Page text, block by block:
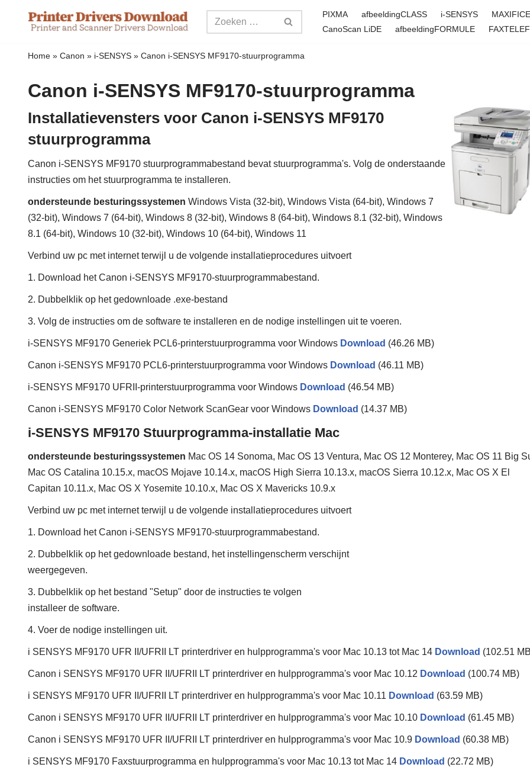
Meteen
PIXMA afbeeldingCLASS i-SENSYS
CanoScan LiDE
afbeeldingFORMULE
Home » Canon » i-SENSYS » Canon i-SENSYS MF9170-stuurprogramma
Canon i-SENSYS MF9170-stuurprogramma
Installatievensters voor Canon i-SENSYS MF9170
stuurprogramma
Canon i-SENSYS MF9170 stuurprogrammabestand bevat stuurprogramma's. Volg de onderstaande
instructies om het stuurprogramma te installeren.
ondersteunde besturingssystemen Windows Vista (32-bit), Windows Vista (64-bit), Windows 7
(32-bit), Windows 7 (64-bit), Windows 8 (32-bit), Windows 8 (64-bit), Windows 8.1 (32-bit), Windows
8.1 (64-bit), Windows 10 (32-bit), Windows 10 (64-bit), Windows 11
Verbind uw pc met internet terwijl u de volgende installatieprocedures uitvoert
1. Download het Canon i-SENSYS MF9170-stuurprogrammabestand.
2. Dubbelklik op het gedownloade .exe-bestand
3. Volg de instructies om de software te installeren en de nodige instellingen uit te voeren.
i-SENSYS MF9170 Generiek PCL6-printerstuurprogramma voor Windows Download (46.26 MB)
Canon i-SENSYS MF9170 PCL6-printerstuurprogramma voor Windows Download (46.11 MB)
i-SENSYS MF9170 UFRII-printerstuurprogramma voor Windows Download (46.54 MB)
Canon i-SENSYS MF9170 Color Network ScanGear voor Windows Download (14.37 MB)
i-SENSYS MF9170 Stuurprogramma-installatie Mac
ondersteunde besturingssystemen Mac OS 14 Sonoma, Mac OS 13 Ventura, Mac OS 12 Monterey, Mac OS 11 Big
Mac OS Catalina 10.15.x, macOS Mojave 10.14.x, macOS High Sierra 10.13.x, macOS Sierra 10.12.x, Mac OS X El
Capitan 10.11.x, Mac OS X Yosemite 10.10.x, Mac OS X Mavericks 10.9.x
Verbind uw pc met internet terwijl u de volgende installatieprocedures uitvoert
1. Download het Canon i-SENSYS MF9170-stuurprogrammabestand.
2. Dubbelklik op het gedownloade bestand, het instellingenscherm verschijnt
weergegeven.
3. Dubbelklik op het bestand "Setup" door de instructies te volgen
installeer de software.
4. Voer de nodige instellingen uit.
i SENSYS MF9170 UFR II/UFRII LT printerdriver en hulpprogramma's voor Mac 10.13 tot Mac 14 Download (102.51
Canon i SENSYS MF9170 UFR II/UFRII LT printerdriver en hulpprogramma's voor Mac 10.12 Download (100.74 MB)
i SENSYS MF9170 UFR II/UFRII LT printerdriver en hulpprogramma's voor Mac 10.11 Download (63.59 MB)
Canon i SENSYS MF9170 UFR II/UFRII LT printerdriver en hulpprogramma's voor Mac 10.10 Download (61.45 MB)
Canon i SENSYS MF9170 UFR II/UFRII LT printerdriver en hulpprogramma's voor Mac 10.9 Download (60.38 MB)
i SENSYS MF9170 Faxstuurprogramma en hulpprogramma's voor Mac 10.13 tot Mac 14 Download (22.72 MB)